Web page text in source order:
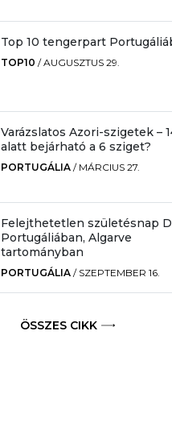
Top 10 tengerpart
TOP10 /AUGUSZTUS 29.
Varázslatos Azori-szigetek –
alatt bejárható a 6 sziget?
PORTUGÁLIA / MÁRCIUS 27.
Felejthetetlen születésnap
Portugáliában, Algarve
tartományban
PORTUGÁLIA / SZEPTEMBER 16.
ÖSSZES CIKK